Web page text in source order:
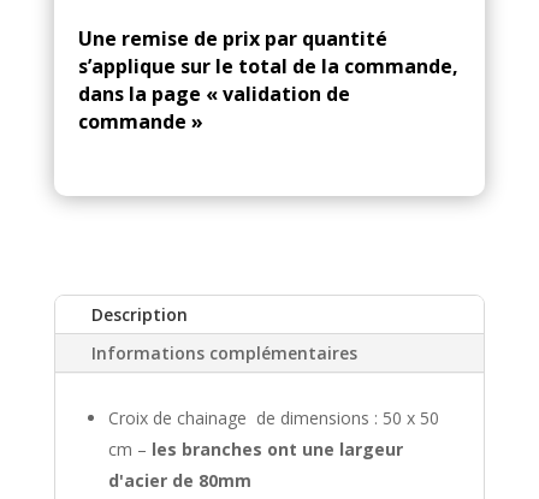
50
x
50
larges
r
v
Une remise de prix par quantité
s’applique sur le total de la commande,
dans la page « validation de
commande »
Description
Informations complémentaires
Croix de chainage de dimensions : 50 x 50
cm – les branches ont une largeur
d'acier de 80mm